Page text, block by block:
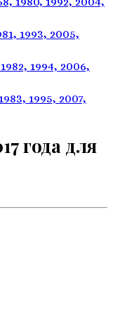
1993, 2005,
1982, 1994, 2006,
1995, 2007,
года для